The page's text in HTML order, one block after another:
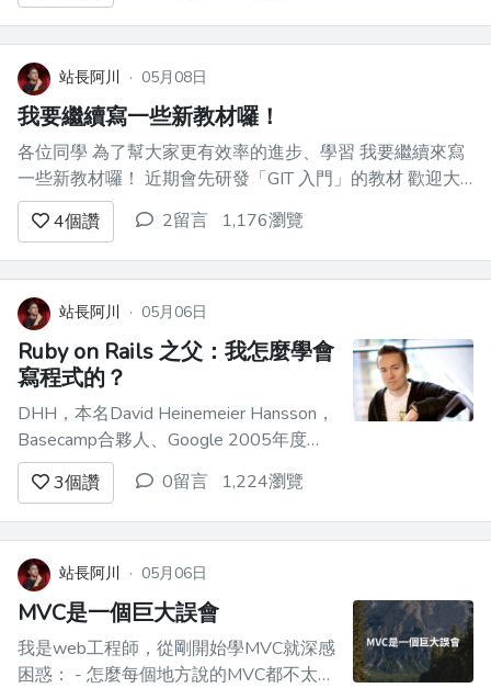
站長阿川 · 05月08日
我要繼續寫一些新教材囉！
各位同學 為了幫大家更有效率的進步、學習 我要繼續來寫
一些新教材囉！ 近期會先研發「GIT 入門」的教材 歡迎大
家到時來寫作業～
4個讚 2留言 1,176瀏覽
站長阿川 · 05月06日
Ruby on Rails 之父：我怎麼學會
寫程式的？
DHH，本名David Heinemeier Hansson，
Basecamp合夥人、Google 2005年度駭
客、業餘賽車手，他最知名的身份是網路
開發框架Ruby on Rails的發明者。 DHH
曾在部落格發表他學寫程式的心得：
https://signalvnoise.com/p...
3個讚 0留言 1,224瀏覽
站長阿川 · 05月06日
MVC是一個巨大誤會
我是web工程師，從剛開始學MVC就深感
困惑： - 怎麼每個地方說的MVC都不太一